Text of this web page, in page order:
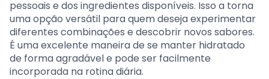
pessoais e dos ingredientes disponíveis. Isso a torna
uma opção versátil para quem deseja experimentar
diferentes combinações e descobrir novos sabores.
É uma excelente maneira de se manter hidratado
de forma agradável e pode ser facilmente
incorporada na rotina diária.